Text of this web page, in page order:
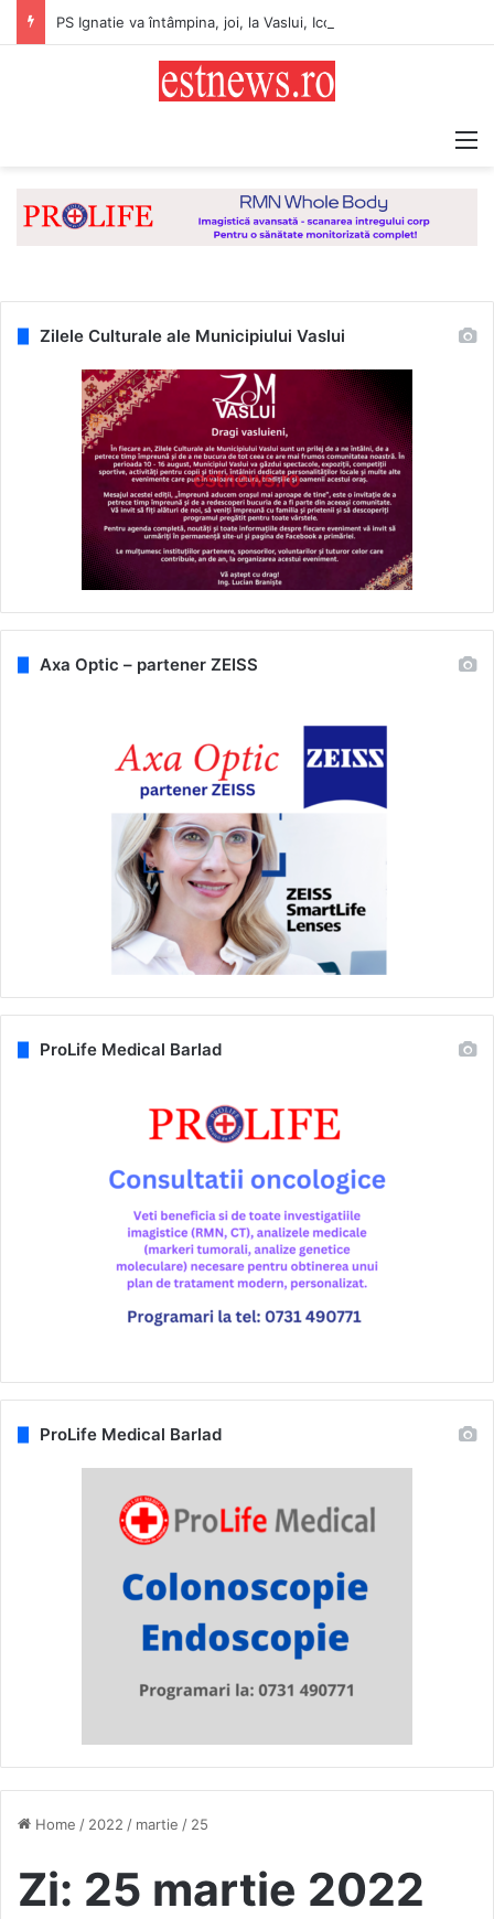
Home / 2022 / martie / 25
Zi: 25 martie 2022
Zilele Culturale ale Municipiului Vaslui
Axa Optic – partener ZEISS
ProLife Medical Barlad
ProLife Medical Barlad